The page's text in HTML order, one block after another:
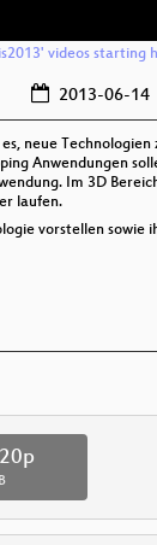
videos starting
2013-06-14
neue
Anwendungen
Im 3D
laufen.
vorstellen